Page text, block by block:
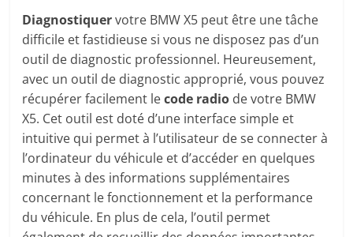
Diagnostiquervotre BMW X5 peut être une tâche
difficile et fastidieuse si vous ne disposez pas d’un
outil de diagnostic professionnel. Heureusement,
avec un outil de diagnostic approprié, vous pouvez
récupérer facilement lecode radio de votre BMW
X5. Cet outil est doté d’une interface simple et
intuitive qui permet à l’utilisateur de se connecter à
l’ordinateur du véhicule et d’accéder en quelques
minutes à des informations supplémentaires
concernant le fonctionnement et la performance
du véhicule. En plus de cela, l’outil permet